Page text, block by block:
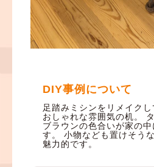
DIY事例について
足踏みミシンをリメイク
おしゃれな雰囲気の机。
ブラウンの色合いが家の中
す。 小物なども置けそう
魅力的です。